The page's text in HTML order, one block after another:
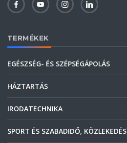
TERMÉKEK
EGÉSZSÉG- ÉS SZÉPSÉGÁPOLÁS
HÁZTARTÁS
IRODATECHNIKA
SPORT ÉS SZABADIDŐ, KÖZLEKEDÉS